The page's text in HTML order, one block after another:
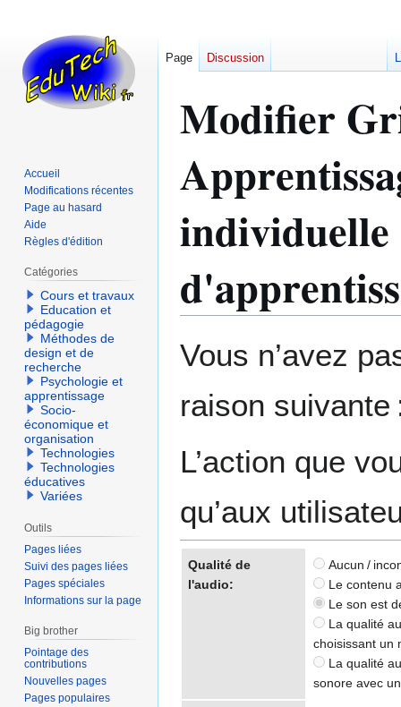
Modifier
individuelle
à
navigation
à
recherche
Vous n’avez
raison suivante
L’action que
qu’aux
Qualité de
l'audio:
Aucun /
Le contenu
Le son est
La qualité
choisissant un
La qualité
sonore avec
Page Discussion
Accueil
Modifications récentes
Page au hasard
Aide
Règles d'édition
Catégories
Cours et travaux
Education et
pédagogie
Méthodes de
design et de
recherche
Psychologie et
apprentissage
Socio-
économique et
organisation
Technologies
Technologies
éducatives
Variées
Outils
Pages liées
Suivi des pages liées
Pages spéciales
Informations sur la page
Big brother
Pointage des
contributions
Nouvelles pages
Pages populaires